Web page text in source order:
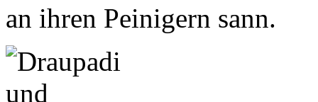
an ihren Peinigern sann.